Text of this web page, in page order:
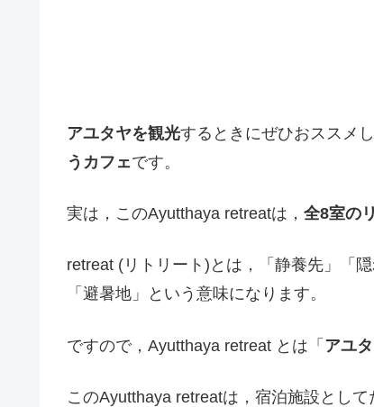
アユタヤを観光するときにぜひおススメ
うカフェです。
実は，このAyutthaya retreatは， 全8室の
retreat (リトリート)とは，「静養先」「
「避暑地」という意味になります。
ですので，Ayutthaya retreat とは「 アユ
このAyutthaya retreatは，宿泊施設として